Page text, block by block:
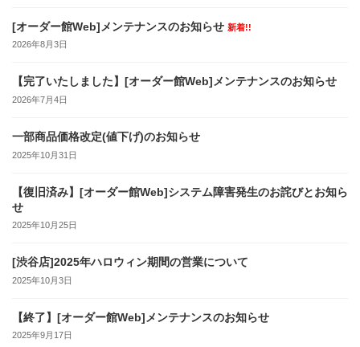
[オーダー館Web]メンテナンスのお知らせ 新着!!
2026年8月3日
【完了いたしました】[オーダー館Web]メンテナンスのお知らせ
2026年7月4日
一部商品価格改定(値下げ)のお知らせ
2025年10月31日
【復旧済み】[オーダー館Web]システム障害発生のお詫びとお知ら
せ
2025年10月25日
[渋谷店]2025年ハロウィン期間の営業について
2025年10月3日
【終了】[オーダー館Web]メンテナンスのお知らせ
2025年9月17日